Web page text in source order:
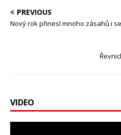
PREVIOUS
Nový rok přinesl mnoho zásahů i
VIDEO